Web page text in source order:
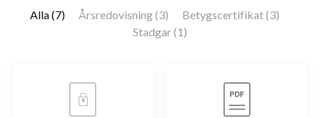
Alla (7)
Årsredovisning (3)
Betygscertifikat (3)
Stadgar (1)